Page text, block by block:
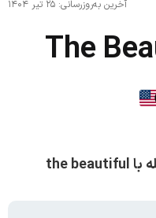
آخرین به‌روزرسانی: ۲۵ تیر ۱۴۰۴
The
معنی the beautiful game | جمله با the beautiful